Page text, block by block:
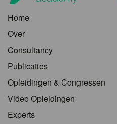
Home
Over
Consultancy
Publicaties
Opleidingen & Congressen
Video Opleidingen
Experts